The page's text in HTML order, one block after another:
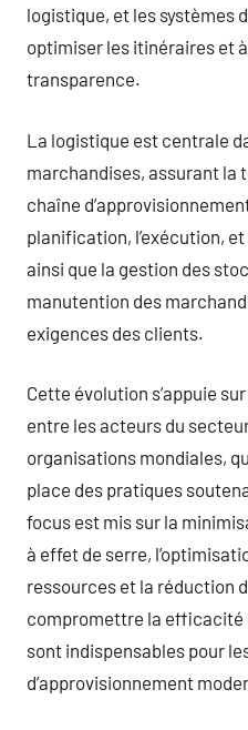
logistique, et les systèmes
optimiser les itinéraires et
transparence.
La logistique est centrale
marchandises, assurant la
chaîne
planification, l’exécution,
ainsi que la gestion des
manutention des
exigences des clients.
Cette évolution s’appuie
entre les acteurs du
organisations mondiales,
place des pratiques
focus est mis sur la
à effet de serre,
ressources et la réduction
compromettre la efficacité
sont indispensables pour
d’approvisionnement